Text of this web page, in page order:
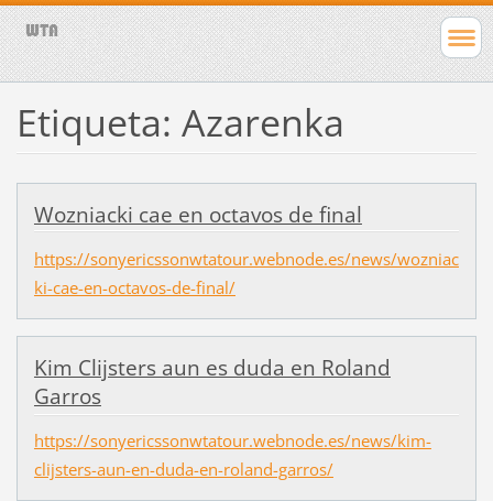
Etiqueta: Azarenka
Wozniacki cae en octavos de final
https://sonyericssonwtatour.webnode.es/news/wozniac
ki-cae-en-octavos-de-final/
Kim Clijsters aun es duda en Roland
Garros
https://sonyericssonwtatour.webnode.es/news/kim-
clijsters-aun-en-duda-en-roland-garros/